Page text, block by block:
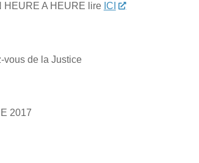
HEURE A HEURE lire ICI
vous de la Justice
2017